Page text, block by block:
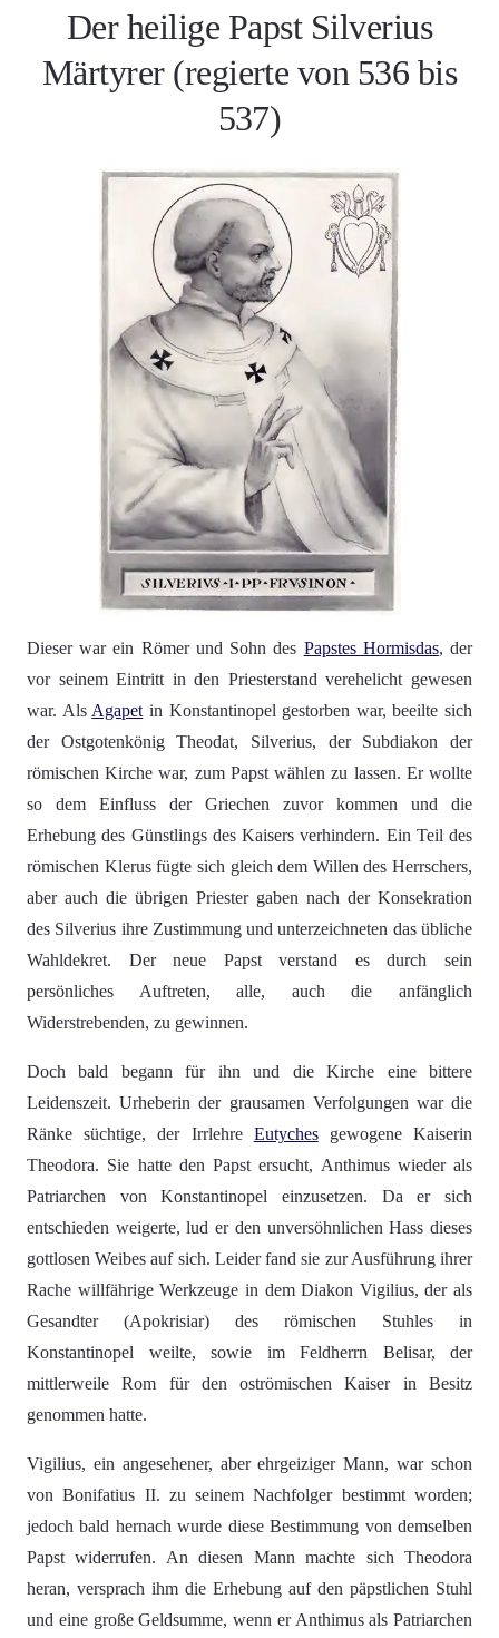
Der heilige Papst Silverius
Märtyrer (regierte von 536 bis
537)
Dieser war ein Römer und Sohn des Papstes Hormisdas, der
vor seinem Eintritt in den Priesterstand verehelicht gewesen
war. Als Agapet in Konstantinopel gestorben war, beeilte sich
der Ostgotenkönig Theodat, Silverius, der Subdiakon der
römischen Kirche war, zum Papst wählen zu lassen. Er wollte
so dem Einfluss der Griechen zuvor kommen und die
Erhebung des Günstlings des Kaisers verhindern. Ein Teil des
römischen Klerus fügte sich gleich dem Willen des Herrschers,
aber auch die übrigen Priester gaben nach der Konsekration
des Silverius ihre Zustimmung und unterzeichneten das übliche
Wahldekret. Der neue Papst verstand es durch sein
persönliches Auftreten, alle, auch die anfänglich
Widerstrebenden, zu gewinnen.
Doch bald begann für ihn und die Kirche eine bittere
Leidenszeit. Urheberin der grausamen Verfolgungen war die
Ränke süchtige, der Irrlehre Eutychesgewogene Kaiserin
Theodora. Sie hatte den Papst ersucht, Anthimus wieder als
Patriarchen von Konstantinopel einzusetzen. Da er sich
entschieden weigerte, lud er den unversöhnlichen Hass dieses
gottlosen Weibes auf sich. Leider fand sie zur Ausführung ihrer
Rache willfährige Werkzeuge in dem Diakon Vigilius, der als
Gesandter (Apokrisiar) des römischen Stuhles in
Konstantinopel weilte, sowie im Feldherrn Belisar, der
mittlerweile Rom für den oströmischen Kaiser in Besitz
genommen hatte.
Vigilius, ein angesehener, aber ehrgeiziger Mann, war schon
von Bonifatius II. zu seinem Nachfolger bestimmt worden;
jedoch bald hernach wurde diese Bestimmung von demselben
Papst widerrufen. An diesen Mann machte sich Theodora
heran, versprach ihm die Erhebung auf den päpstlichen Stuhl
und eine große Geldsumme, wenn er Anthimus als Patriarchen